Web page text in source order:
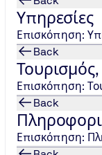
Υπηρεσίες
Επισκόπηση:
Back
Επισκόπηση:
Back
Επισκόπηση:
κρίκος
αγοράς
και τη